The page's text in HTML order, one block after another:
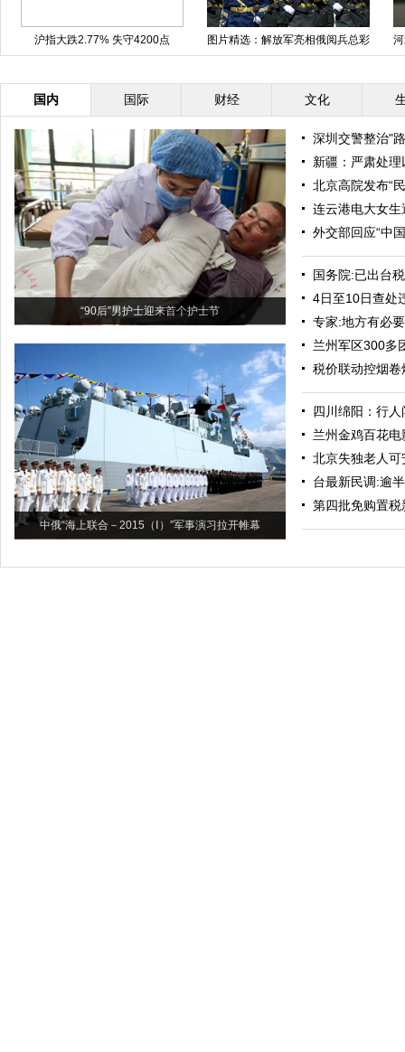
云南镇雄鱼洞乡突发洪
踪3人受伤 集镇断水
相俄阅兵总彩
河北邢台一钢管厂起火引发化学泄
漏 黄烟滚滚 气味刺鼻
国内 国际 财经 文化
“90后”男护士迎来首个护士节
中俄“海上联合－2015（Ⅰ）”军事演习拉开帷幕
深圳交警整治"
新疆：严肃处
北京高院发布“
连云港电大女
外交部回应“中
国务院:已出台
4日至10日查处
专家:地方有必
兰州军区300多
税价联动控烟
四川绵阳：行
兰州金鸡百花
北京失独老人
台最新民调:逾
第四批免购置